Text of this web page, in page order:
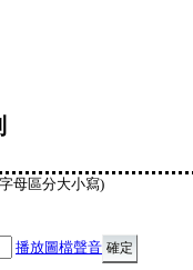
母區分大小寫)
播放圖檔聲音